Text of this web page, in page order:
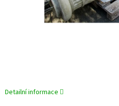
Detailní informace